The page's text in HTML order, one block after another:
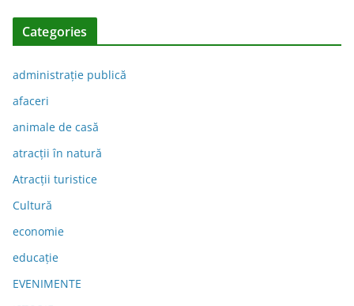
Categories
administraţie publică
afaceri
animale de casă
atracții în natură
Atracții turistice
Cultură
economie
educație
EVENIMENTE